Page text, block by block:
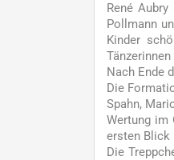
René
Pollmann
Kinder
Tänzerinnen
Nach Ende
Die
Spahn,
Wertung im
ersten Blick
Die